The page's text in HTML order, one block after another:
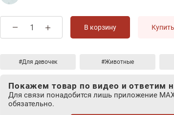
В корзину
#Для девочек #Животные
Покажем товар по видео и ответим
Для связи понадобится лишь приложение
обязательно.